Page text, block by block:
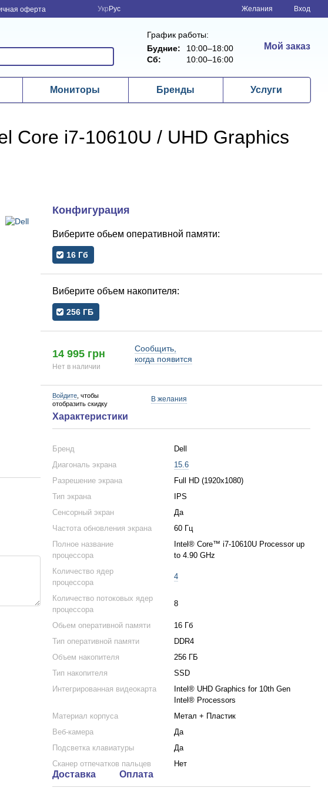
оферта Укр Рус Желания Вход
График работы:
Будние:
10:00–18:00
Сб:
10:00–16:00
Мой заказ
Мониторы Бренды Услуги
Core i7-10610U / UHD Graphics
обьем оперативной памяти
16 Гб
объем накопителя
256 ГБ
14 995 грн
Нет в наличии
Сообщить,
когда появится
Войдите, чтобы
отобразить скидку
В желания
Характеристики
Бренд
Dell
Диагональ экрана
15.6
Разрешение экрана
Full HD (1920x1080)
Тип экрана
IPS
Сенсорный экран
Да
Частота обновления экрана
60 Гц
Полное название
процессора
Intel® Core™ i7-10610U Processor up
to 4.90 GHz
Количество ядер
процессора
4
Количество потоковых ядер
процессора
8
Обьем оперативной памяти
16 Гб
Тип оперативной памяти
DDR4
Объем накопителя
256 ГБ
Тип накопителя
SSD
Интегрированная видеокарта
Intel® UHD Graphics for 10th Gen
Intel® Processors
Материал корпуса
Метал + Пластик
Веб-камера
Да
Подсветка клавиатуры
Да
Сканер отпечатков пальцев
Нет
Доставка Оплата